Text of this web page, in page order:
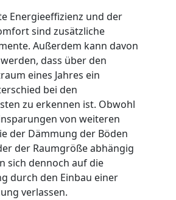
Energieeffizienz und der
sind zusätzliche
Außerdem kann davon
dass über den
eines Jahres ein
bei den
zu erkennen ist. Obwohl
von weiteren
der Dämmung der Böden
der Raumgröße abhängig
sich dennoch auf die
durch den Einbau einer
verlassen.